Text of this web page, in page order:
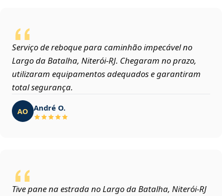
Serviço de reboque para caminhão impecável no
Largo da Batalha, Niterói‑RJ. Chegaram no prazo,
utilizaram equipamentos adequados e garantiram
total segurança.
AO André O.
Tive pane na estrada no Largo da Batalha, Niterói‑RJ